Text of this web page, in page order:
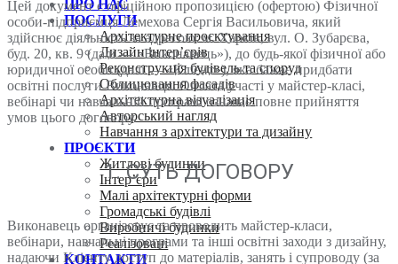
ПРО НАС
ПОСЛУГИ
Архітектурне проєктування
Дизайн інтер’єрів
Реконструкція будівель та споруд
Облицювання фасадів
Архітектурна візуалізація
Авторський нагляд
Навчання з архітектури та дизайну
ПРОЄКТИ
Житлові будинки
Інтер’єри
Малі архітектурні форми
Громадські будівлі
Виробничі будинки
Реалізовані
КОНТАКТИ
Цей документ є офіційною пропозицією (офертою) Фізичної
особи-підприємця Лемехова Сергія Васильовича, який
здійснює діяльність за адресою: м. Харків, вул. О. Зубарєва,
буд. 20, кв. 9 (далі — «Виконавець»), до будь-якої фізичної або
юридичної особи (далі — «Клієнт»), яка бажає придбати
освітні послуги Виконавця. Оплата участі у майстер-класі,
вебінарі чи навчальній програмі означає повне прийняття
умов цього договору.
1. СУТЬ ДОГОВОРУ
Виконавець організовує та проводить майстер-класи,
вебінари, навчальні програми та інші освітні заходи з дизайну,
надаючи Клієнту доступ до матеріалів, занять і супроводу (за